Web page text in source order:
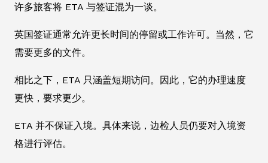
许多旅客将 ETA 与签证混为一谈。
英国签证通常允许更长时间的停留或工作许可。当然，它
需要更多的文件。
相比之下，ETA 只涵盖短期访问。因此，它的办理速度
更快，要求更少。
ETA 并不保证入境。具体来说，边检人员仍要对入境资
格进行评估。